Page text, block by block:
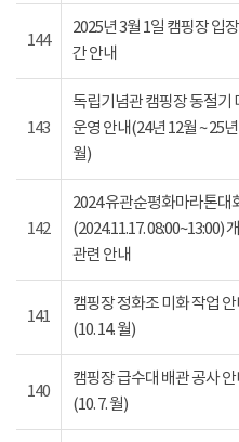
144
2025년 3월 1일 캠핑장 입장
간 안내
143
독립기념관 캠핑장 동절기
운영 안내(24년 12월 ~ 25
월)
142
2024 유관순평화마라톤대
(2024.11.17. 08:00~13:00)
관련 안내
141
캠핑장 정화조 미화 작업 안
(10. 14. 월)
140
캠핑장 급수대 배관 공사 안
(10. 7. 월)